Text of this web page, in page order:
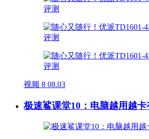
视频 8 08.03
极速鲨课堂10：电脑越用越卡